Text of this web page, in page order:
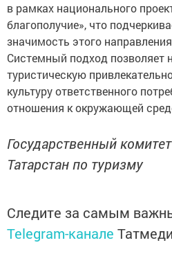
в рамках национального
благополучие», что
значимость этого
Системный подход позволяет
туристическую
культуру ответственного
отношения к окружающей
Государственный
Татарстан по туризму
Следите за самым
Telegram-канале